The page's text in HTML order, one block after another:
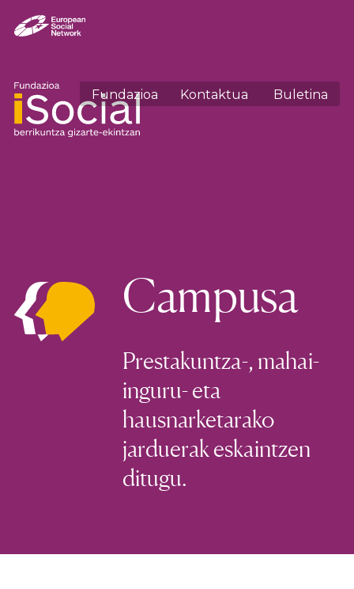
Fundazioa Kontaktua Buletina
Campusa
Prestakuntza-, mahai-
inguru- eta
hausnarketarako
jarduerak eskaintzen
ditugu.